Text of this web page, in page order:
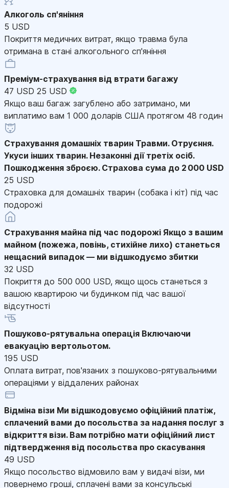
Алкоголь сп'яніння
5 USD
Покриття медичних витрат, якщо травма була
отримана в стані алкогольного сп'яніння
Преміум-страхування від втрати багажу
47 USD 25 USD
Якщо ваш багаж загублено або затримано, ми
виплатимо вам 1 000 доларів США протягом 48 годин
Страхування домашніх тварин Травми. Отруєння.
Укуси інших тварин. Незаконні дії третіх осіб.
Пошкодження зброєю. Страхова сума до 2 000 USD
25 USD
Страховка для домашніх тварин (собака і кіт) під час
подорожі
Страхування майна під час подорожі Якщо з вашим
майном (пожежа, повінь, стихійне лихо) станеться
нещасний випадок — ми відшкодуємо збитки
32 USD
Покриття до 500 000 USD, якщо щось станеться з
вашою квартирою чи будинком під час вашої
відсутності
Пошуково-рятувальна операція Включаючи
евакуацію вертольотом.
195 USD
Оплата витрат, пов'язаних з пошуково-рятувальними
операціями у віддалених районах
Відміна візи Ми відшкодовуємо офіційний платіж,
сплачений вами до посольства за надання послуг з
відкриття візи. Вам потрібно мати офіційний лист
підтвердження від посольства про скасування
49 USD
Якщо посольство відмовило вам у видачі візи, ми
повернемо гроші, сплачені вами за консульські